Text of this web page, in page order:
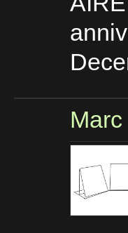
Marc